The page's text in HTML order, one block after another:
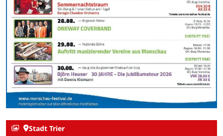
Stadt Trier